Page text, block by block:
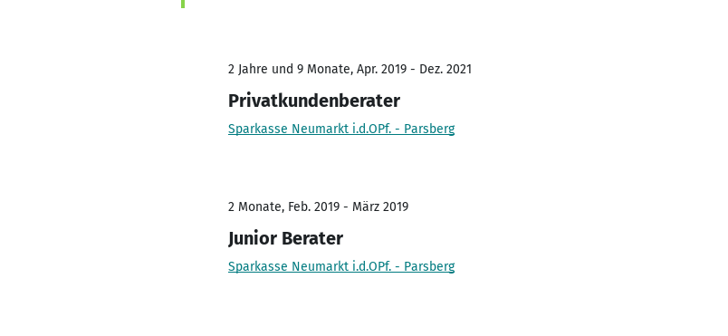
2 Jahre und 9 Monate, Apr. 2019 - Dez. 2021
Privatkundenberater
Sparkasse Neumarkt i.d.OPf. - Parsberg
2 Monate, Feb. 2019 - März 2019
Junior Berater
Sparkasse Neumarkt i.d.OPf. - Parsberg